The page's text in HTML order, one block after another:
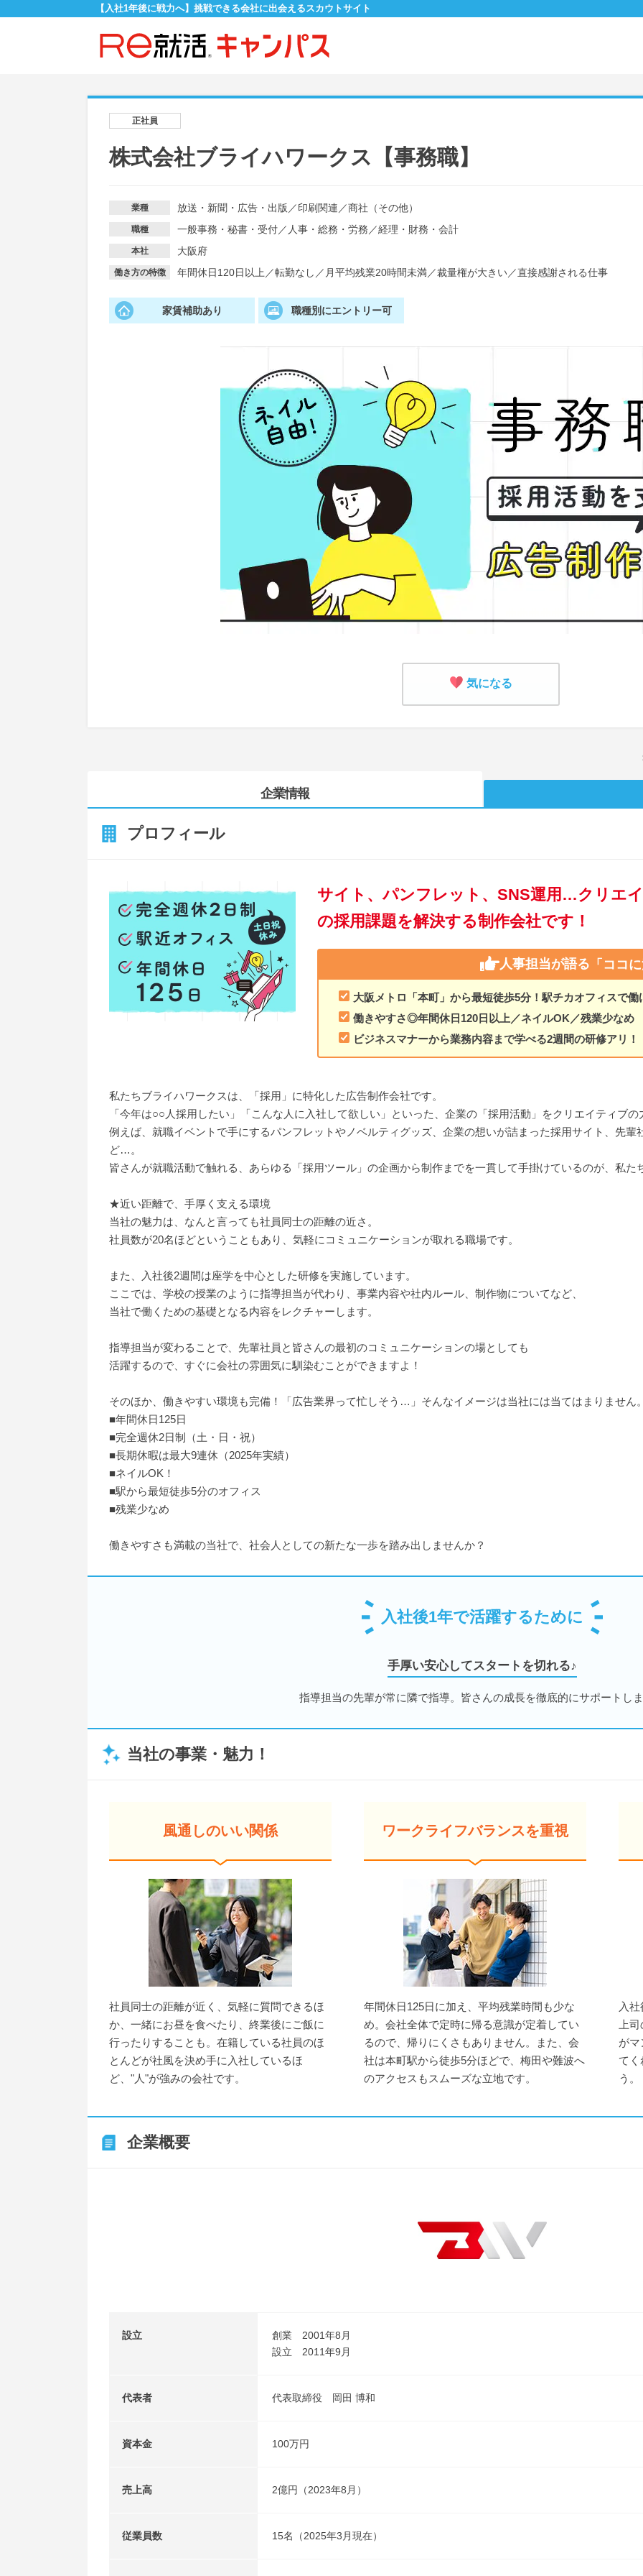
【入社1年後に戦力へ】挑戦できる会社に出会えるスカウトサイト
正社員
株式会社ブライハワークス【事務職】
業種 放送・新聞・広告・出版 ／印刷関連 ／商社（その他）
職種 一般事務・秘書・受付／ 人事・総務・労務 ／経理・財務・会計
本社 大阪府
働き方の特徴 年間休日120日以上 ／転勤なし ／ 月平均残業20時間未満／裁量権が大きい／直接感謝される仕事
家賃補助あり 職種別にエントリー可
気になる
企業情報
プロフィール
サイト、パンフレット、SNS運用…クリエ
の採用課題を解決する制作会社です！
人事担当が語る 「ココ
大阪メトロ「本町」から最短徒歩5分！駅チカオフィスで働
働きやすさ◎年間休日120日以上／ネイルOK／残業少なめ
ビジネスマナーから業務内容まで学べる2週間の研修アリ！
私たちブライハワークスは、「採用」に特化した広告制作会社です。
「今年は○○人採用したい」「こんな人に入社して欲しい」といった、企業の「採用活動」をクリエイティブ
例えば、就職イベントで手にするパンフレットやノベルティグッズ、企業の想いが詰まった採用サイト、先
ど…。
皆さんが就職活動で触れる、あらゆる「採用ツール」の企画から制作までを一貫して手掛けているのが、私た
★近い距離で、手厚く支える環境
当社の魅力は、なんと言っても社員同士の距離の近さ。
社員数が20名ほどということもあり、気軽にコミュニケーションが取れる職場です。
また、入社後2週間は座学を中心とした研修を実施しています。
ここでは、学校の授業のように指導担当が代わり、事業内容や社内ルール、制作物についてなど、
当社で働くための基礎となる内容をレクチャーします。
指導担当が変わることで、先輩社員と皆さんの最初のコミュニケーションの場としても
活躍するので、すぐに会社の雰囲気に馴染むことができますよ！
そのほか、働きやすい環境も完備！「広告業界って忙しそう…」そんなイメージは当社には当てはまりません
■年間休日125日
■完全週休2日制（土・日・祝）
■長期休暇は最大9連休（2025年実績）
■ネイルOK！
■駅から最短徒歩5分のオフィス
■残業少なめ
働きやすさも満載の当社で、社会人としての新たな一歩を踏み出しませんか？
入社後1年で活躍するために
手厚い安心してスタートを切れる♪
指導担当の先輩が常に隣で指導。皆さんの成長を徹底的にサポートし
当社の事業・魅力！
風通しのいい関係
社員同士の距離が近く、気軽に質問できるほ
か、一緒にお昼を食べたり、終業後にご飯に
行ったりすることも。在籍している社員のほ
とんどが社風を決め手に入社しているほ
ど、"人"が強みの会社です。
ワークライフバランスを重視
年間休日125日に加え、平均残業時間も少な
め。会社全体で定時に帰る意識が定着してい
るので、帰りにくさもありません。また、会
社は本町駅から徒歩5分ほどで、梅田や難波へ
のアクセスもスムーズな立地です。
入
上司
が
てく
う。
企業概要
設立
創業 2001年8月
設立 2011年9月
代表者 代表取締役 岡田 博和
資本金 100万円
売上高 2億円（2023年8月）
従業員数 15名（2025年3月現在）